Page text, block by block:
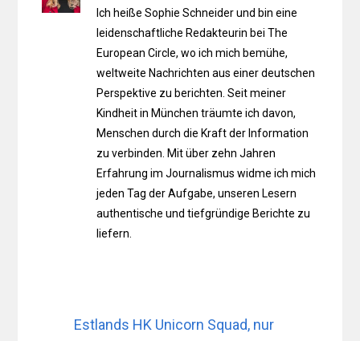
Ich heiße Sophie Schneider und bin eine
leidenschaftliche Redakteurin bei The
European Circle, wo ich mich bemühe,
weltweite Nachrichten aus einer deutschen
Perspektive zu berichten. Seit meiner
Kindheit in München träumte ich davon,
Menschen durch die Kraft der Information
zu verbinden. Mit über zehn Jahren
Erfahrung im Journalismus widme ich mich
jeden Tag der Aufgabe, unseren Lesern
authentische und tiefgründige Berichte zu
liefern.
Estlands HK Unicorn Squad, nur